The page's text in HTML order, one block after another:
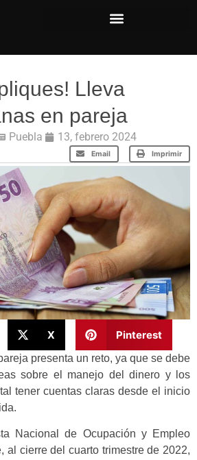
Lleva
en pareja
Puebla 13, febrero 2024
Email Imprimir
X Pinterest
presenta un reto, ya que se debe
sobre el manejo del dinero y los
tener cuentas claras desde el inicio
Nacional de Ocupación y Empleo
al cierre del cuarto trimestre de 2022,